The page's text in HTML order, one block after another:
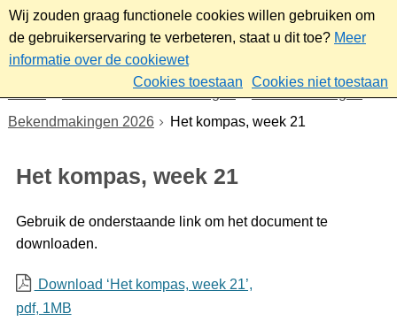
Wij zouden graag functionele cookies willen gebruiken om
de gebruikerservaring te verbeteren, staat u dit toe? Meer
informatie over de cookiewet
Cookies toestaan
Cookies niet toestaan
Nieuws & bekendmakingen
Bekendmakingen
Bekendmakingen 2026
Het kompas, week 21
Het kompas, week 21
Gebruik de onderstaande link om het document te
downloaden.
Download ‘Het kompas, week 21’,
pdf, 1MB